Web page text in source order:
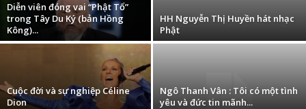
Diễn viên đóng vai “Phật Tổ”
trong Tây Du Ký (bản Hồng
Kông)...
HH Nguyễn Thị Huyền hát nhạc
Phật
Cuộc đời và sự nghiệp Céline
Dion
Ngô Thanh Vân : Tôi có một tình
yêu và đức tin mãnh...